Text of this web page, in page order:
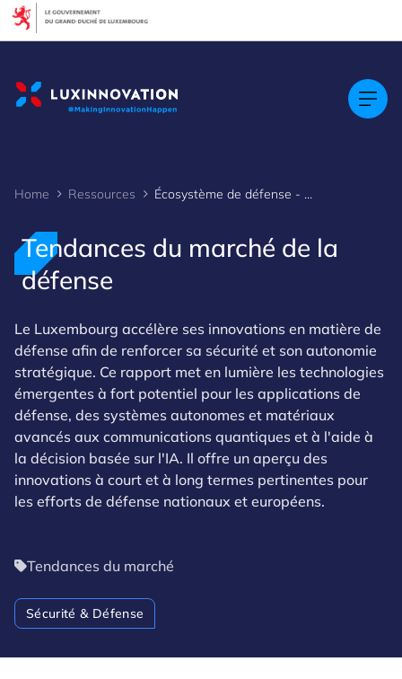
Home Ressources Écosystème de défense - Tendances du marché
Tendances du marché de la
défense
Le Luxembourg accélère ses innovations en matière de
défense afin de renforcer sa sécurité et son autonomie
stratégique. Ce rapport met en lumière les technologies
émergentes à fort potentiel pour les applications de
défense, des systèmes autonomes et matériaux
avancés aux communications quantiques et à l'aide à
la décision basée sur l'IA. Il offre un aperçu des
innovations à court et à long termes pertinentes pour
les efforts de défense nationaux et européens.
Tendances du marché
Sécurité & Défense
Cookies management panel